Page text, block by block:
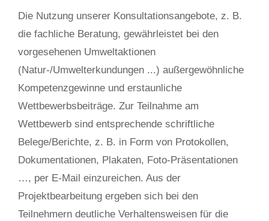
Die Nutzung unserer Konsultationsangebote, z. B.
die fachliche Beratung, gewährleistet bei den
vorgesehenen Umweltaktionen
(Natur-/Umwelterkundungen ...) außergewöhnliche
Kompetenzgewinne und erstaunliche
Wettbewerbsbeiträge. Zur Teilnahme am
Wettbewerb sind entsprechende schriftliche
Belege/Berichte, z. B. in Form von Protokollen,
Dokumentationen, Plakaten, Foto-Präsentationen
…, per E-Mail einzureichen. Aus der
Projektbearbeitung ergeben sich bei den
Teilnehmern deutliche Verhaltensweisen für die